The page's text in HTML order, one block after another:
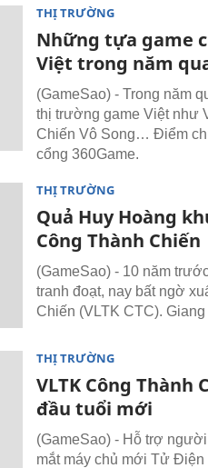
THỊ TRƯỜNG
Những tựa game
Việt trong năm
(GameSao) - Trong năm
thị trường game Việt như
Chiến Vô Song… Điểm
cổng 360Game.
THỊ TRƯỜNG
Quả Huy Hoàng
Công Thành Chiến
(GameSao) - 10 năm
tranh đoạt, nay bất ngờ
Chiến (VLTK CTC).
THỊ TRƯỜNG
VLTK Công
đầu tuổi mới
(GameSao) - Hỗ trợ
mắt máy chủ mới Tử